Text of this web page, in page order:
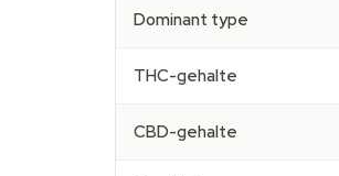
Dominant type
THC-gehalte
CBD-gehalte